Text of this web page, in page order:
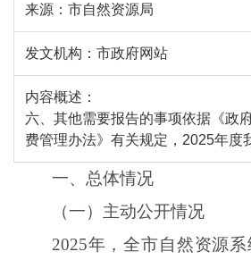
来源： 市自然资源局
发文机构： 市政府网站
内容概述：
六、其他需要报告的事项依据《政
费管理办法》有关规定，2025年度
一、总体情况
（一）主动公开情况
2025年，全市自然资源系